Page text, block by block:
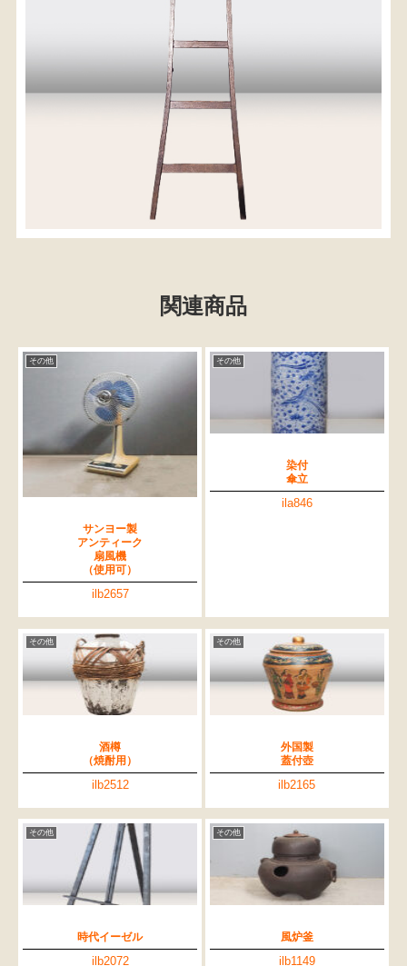
関連商品
その他
サンヨー製
アンティーク
扇風機
（使用可）
ilb2657
その他
染付
傘立
ila846
その他
酒樽
（焼酎用）
ilb2512
その他
外国製
蓋付壺
ilb2165
その他
時代イーゼル
ilb2072
その他
風炉釜
ilb1149
人気の検索キーワード
2557 2729 2471 2678 b2770 2990
水屋箪笥 2905 2873